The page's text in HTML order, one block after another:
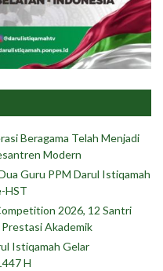
Beragama Telah Menjadi
Modern
Guru PPM Darul Istiqamah
HST
2026, 12 Santri
Akademik
Istiqamah Gelar
H